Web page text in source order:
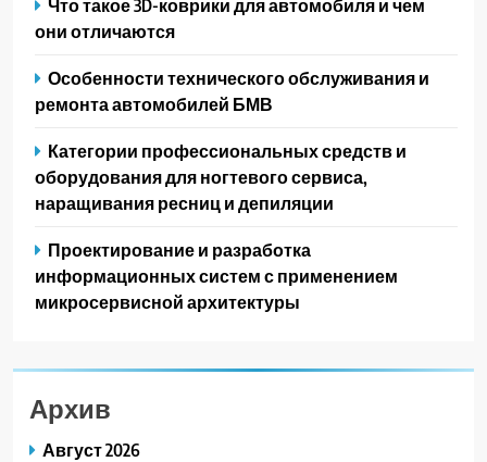
Что такое 3D-коврики для автомобиля и чем
они отличаются
Особенности технического обслуживания и
ремонта автомобилей БМВ
Категории профессиональных средств и
оборудования для ногтевого сервиса,
наращивания ресниц и депиляции
Проектирование и разработка
информационных систем с применением
микросервисной архитектуры
Архив
Август 2026